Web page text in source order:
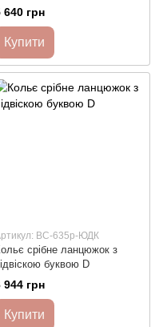
640 грн
Купити
ВС-635р-ЮДК
срібне ланцюжок з
буквою D
944 грн
Купити